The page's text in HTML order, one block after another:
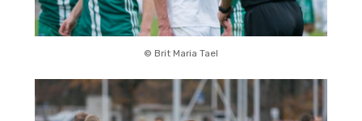
© Brit Maria Tael